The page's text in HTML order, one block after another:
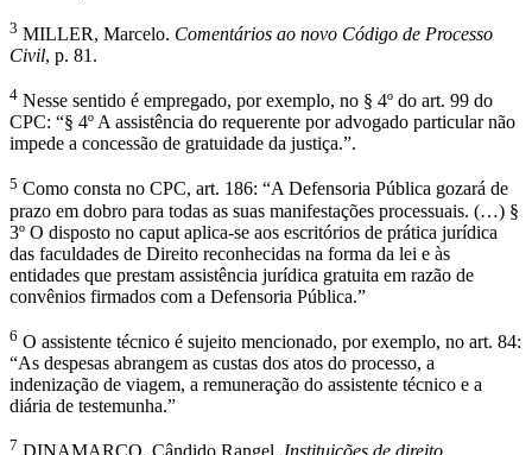
3 MILLER, Marcelo. Comentários ao novo Código de Processo
Civil, p. 81.
4 Nesse sentido é empregado, por exemplo, no § 4º do art. 99 do
CPC: “§ 4º A assistência do requerente por advogado particular não
impede a concessão de gratuidade da justiça.”.
5 Como consta no CPC, art. 186: “A Defensoria Pública gozará de
prazo em dobro para todas as suas manifestações processuais. (…) §
3º O disposto no caput aplica-se aos escritórios de prática jurídica
das faculdades de Direito reconhecidas na forma da lei e às
entidades que prestam assistência jurídica gratuita em razão de
convênios firmados com a Defensoria Pública.”
6 O assistente técnico é sujeito mencionado, por exemplo, no art. 84:
“As despesas abrangem as custas dos atos do processo, a
indenização de viagem, a remuneração do assistente técnico e a
diária de testemunha.”
7